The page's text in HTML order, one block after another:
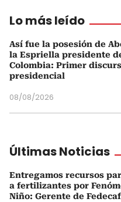
Lo más leído
Así fue la posesión de
la Espriella presidente
Colombia: Primer
presidencial
08/08/2026
Últimas Noticias
Entregamos recursos
a fertilizantes por
Niño: Gerente de